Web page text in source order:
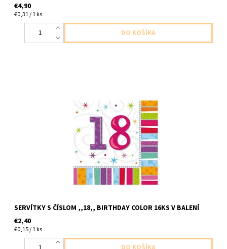
€4,90
€0,31 / 1 ks
papierove servitka s cislom ,,18,, farebne 3vrstvove 16ks v
balení velkost 32,7x32,7cm
SERVÍTKY S ČÍSLOM ,,18,, BIRTHDAY COLOR 16KS V BALENÍ
€2,40
€0,15 / 1 ks